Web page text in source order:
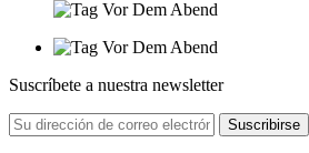
Suscríbete a nuestra newsletter